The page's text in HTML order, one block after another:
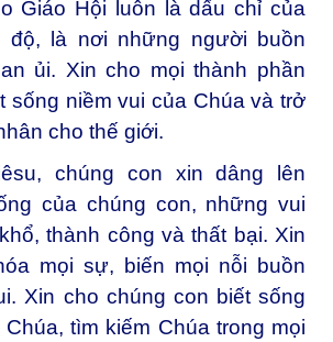
Giáo Hội luôn là dấu chỉ của
độ, là nơi những người buồn
ủi. Xin cho mọi thành phần
sống niềm vui của Chúa và trở
cho thế giới.
chúng con xin dâng lên
của chúng con, những vui
thành công và thất bại. Xin
mọi sự, biến mọi nỗi buồn
Xin cho chúng con biết sống
tìm kiếm Chúa trong mọi